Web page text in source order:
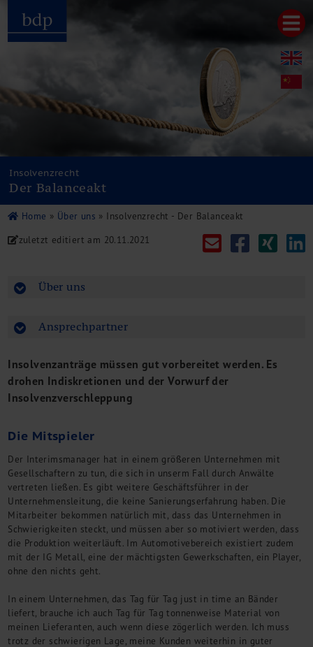
Über uns
Unternehmenswerte
Publikationen
Newsletter
Videos
Leistungen
Steuerberatung
Unternehmensfinanzierung
M&A + Unternehmensnachfolge
Internationalisierung
China Consulting
Unternehmensgründung
Wirtschaftsprüfung
Steuerberatung
Rechtsberatung
M&A Deutschland/China
Unternehmensfinanzierung
Industrielle Dienstleistungen
Inbound Investments
Coaching
Team
Karriere
Kontakt
Insolvenzrecht
Der Balanceakt
Home » Über uns » Insolvenzrecht - Der Balanceakt
zuletzt editiert am 20.11.2021
Über uns
Ansprechpartner
Insolvenzanträge müssen gut vorbereitet werden. Es
drohen Indiskretionen und der Vorwurf der
Insolvenzverschleppung
Die Mitspieler
Der Interimsmanager hat in einem größeren Unternehmen mit
Gesellschaftern zu tun, die sich in unserm Fall durch Anwälte
vertreten ließen. Es gibt weitere Geschäftsführer in der
Unternehmensleitung, die keine Sanierungserfahrung haben. Die
Mitarbeiter bekommen natürlich mit, dass das Unternehmen in
Schwierigkeiten steckt, und müssen aber so motiviert werden, dass
die Produktion weiterläuft. Im Automotivebereich existiert zudem
mit der IG Metall, eine der mächtigsten Gewerkschaften, ein Player,
ohne den nichts geht.
In einem Unternehmen, das Tag für Tag just in time an Bänder
liefert, brauche ich auch Tag für Tag tonnenweise Material von
meinen Lieferanten, auch wenn diese zögerlich werden. Ich muss
trotz der schwierigen Lage, meine Kunden weiterhin in guter